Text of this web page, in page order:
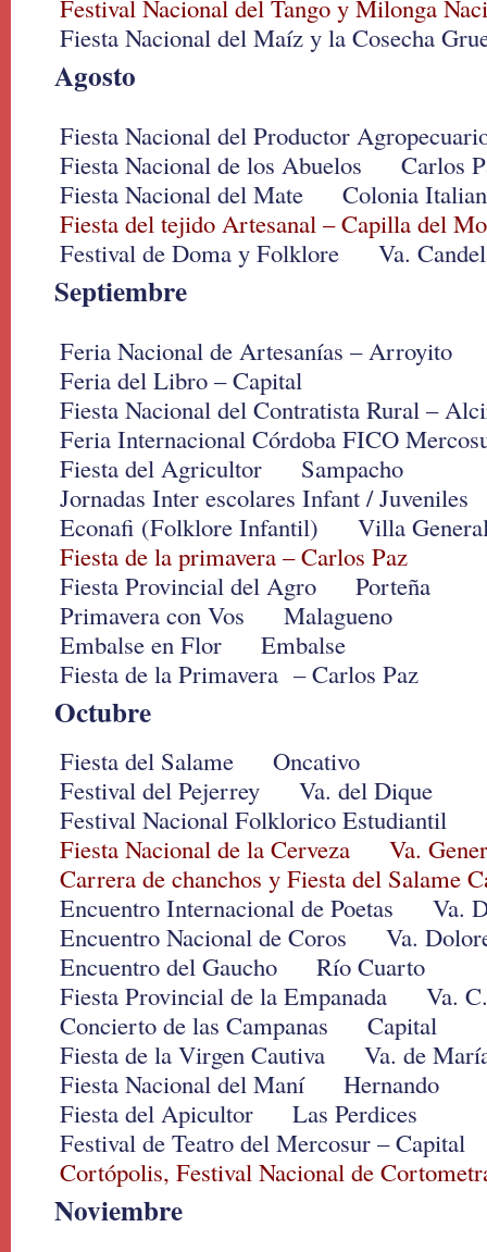
Festival Nacional del Tango y Milonga
Fiesta Nacional del Maíz y la Cosecha
Agosto
Fiesta Nacional del Productor
Fiesta Nacional de los Abuelos Carlos
Fiesta Nacional del Mate Colonia
Fiesta del tejido Artesanal – Capilla del
Festival de Doma y Folklore Va.
Septiembre
Feria Nacional de Artesanías – Arroyito
Feria del Libro – Capital
Fiesta Nacional del Contratista Rural –
Feria Internacional Córdoba FICO
Fiesta del Agricultor Sampacho
Jornadas Inter escolares Infant /
Econafi (Folklore Infantil) Villa
Fiesta de la primavera – Carlos Paz
Fiesta Provincial del Agro Porteña
Primavera con Vos Malagueno
Embalse en Flor Embalse
Fiesta de la Primavera – Carlos Paz
Octubre
Fiesta del Salame Oncativo
Festival del Pejerrey Va. del Dique
Festival Nacional Folklorico Estudiantil
Fiesta Nacional de la Cerveza Va.
Carrera de chanchos y Fiesta del Salame
Encuentro Internacional de Poetas Va.
Encuentro Nacional de Coros Va.
Encuentro del Gaucho Río Cuarto
Fiesta Provincial de la Empanada Va.
Concierto de las Campanas Capital
Fiesta de la Virgen Cautiva Va. de
Fiesta Nacional del Maní Hernando
Fiesta del Apicultor Las Perdices
Festival de Teatro del Mercosur – Capital
Cortópolis, Festival Nacional de
Noviembre